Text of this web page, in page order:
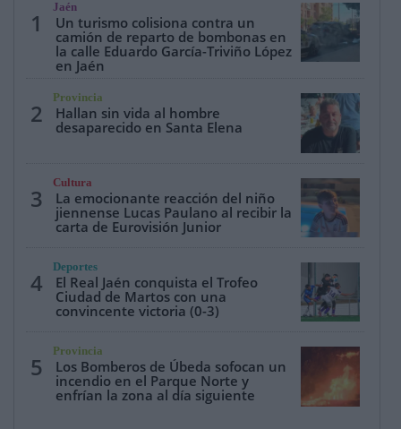
1
Jaén
Un turismo colisiona contra un
camión de reparto de bombonas en
la calle Eduardo García-Triviño López
en Jaén
2
Provincia
Hallan sin vida al hombre
desaparecido en Santa Elena
3
Cultura
La emocionante reacción del niño
jiennense Lucas Paulano al recibir la
carta de Eurovisión Junior
4
Deportes
El Real Jaén conquista el Trofeo
Ciudad de Martos con una
convincente victoria (0-3)
5
Provincia
Los Bomberos de Úbeda sofocan un
incendio en el Parque Norte y
enfrían la zona al día siguiente